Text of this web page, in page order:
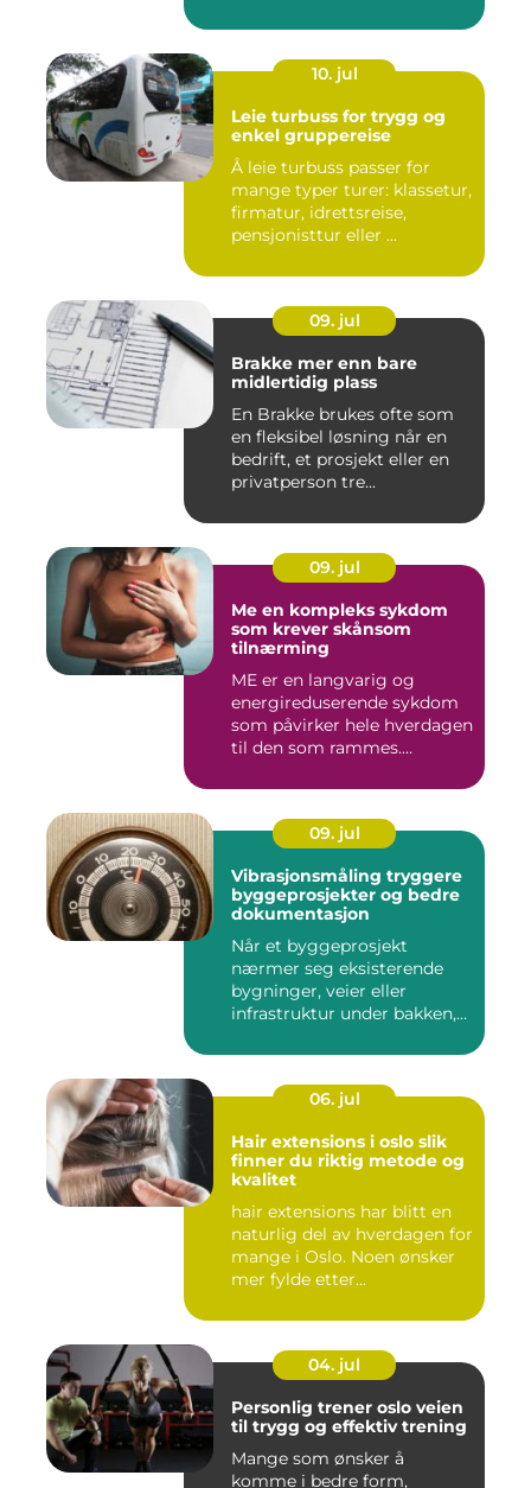
10. jul
Leie turbuss for trygg og
enkel gruppereise
Å leie turbuss passer for
mange typer turer: klassetur,
firmatur, idrettsreise,
pensjonisttur eller ...
09. jul
Brakke mer enn bare
midlertidig plass
En Brakke brukes ofte som
en fleksibel løsning når en
bedrift, et prosjekt eller en
privatperson tre...
09. jul
Me en kompleks sykdom
som krever skånsom
tilnærming
ME er en langvarig og
energireduserende sykdom
som påvirker hele hverdagen
til den som rammes.
09. jul
Vibrasjonsmåling tryggere
byggeprosjekter og bedre
dokumentasjon
Når et byggeprosjekt
nærmer seg eksisterende
bygninger, veier eller
infrastruktur under bakken,
06. jul
Hair extensions i oslo slik
finner du riktig metode og
kvalitet
hair extensions har blitt en
naturlig del av hverdagen for
mange i Oslo. Noen ønsker
mer fylde etter...
04. jul
Personlig trener oslo veien
til trygg og effektiv trening
Mange som ønsker å
komme i bedre form,